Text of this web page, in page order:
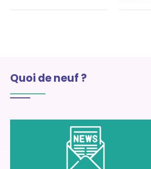
Quoi de neuf ?